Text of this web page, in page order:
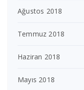
Ağustos 2018
Temmuz 2018
Haziran 2018
Mayıs 2018